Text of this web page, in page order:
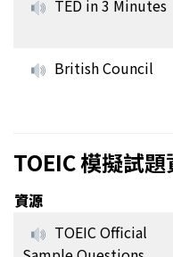
TED in 3 Minutes
British Council
TOEIC 模擬試
資源
TOEIC Official